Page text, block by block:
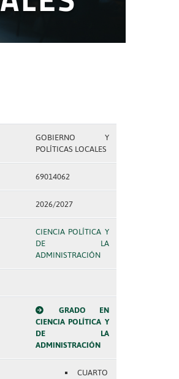
GOBIERNO Y
POLÍTICAS LOCALES
69014062
2026/2027
CIENCIA POLÍTICA Y
DE LA
ADMINISTRACIÓN
GRADO EN
CIENCIA POLÍTICA Y
DE LA
ADMINISTRACIÓN
CUARTO